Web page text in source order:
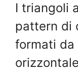
I triangoli
pattern di
formati da